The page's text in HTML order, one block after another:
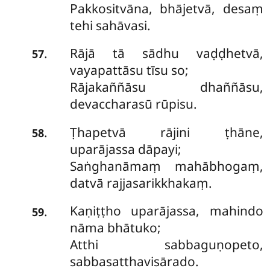
Pakkositvāna, bhājetvā, desaṃ
tehi sahāvasi.
57. Rājā tā sādhu vaḍḍhetvā,
vayapattāsu tīsu so;
Rājakaññāsu dhaññāsu,
devaccharasū rūpisu.
58.
Ṭhapetvā rājini ṭhāne,
uparājassa dāpayi;
Saṅghanāmaṃ mahābhogaṃ,
datvā rajjasarikkhakaṃ.
59.
Kaṇiṭṭho uparājassa, mahindo
nāma bhātuko;
Atthi sabbaguṇopeto,
sabbasatthavisārado.